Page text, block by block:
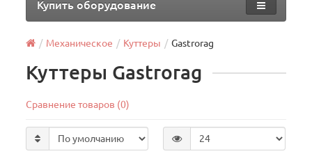
Купить оборудование
Механическое Куттеры Gastrorag
Куттеры Gastrorag
Сравнение товаров (0)